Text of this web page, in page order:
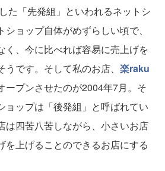
た「先発組」といわれるネットシ
ショップ自体がめずらしい頃で、
く、今に比べれば容易に売上げを
です。そして私のお店、 楽raku
ープンさせたのが2004年7月。そ
ョップは「後発組」と呼ばれてい
は四苦八苦しながら、小さいお店
を上げることのできるお店にする